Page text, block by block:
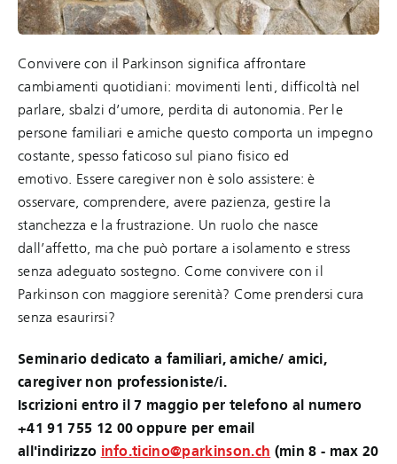
Convivere con il Parkinson significa affrontare
cambiamenti quotidiani: movimenti lenti, difficoltà nel
parlare, sbalzi d’umore, perdita di autonomia. Per le
persone familiari e amiche questo comporta un impegno
costante, spesso faticoso sul piano fisico ed
emotivo. Essere caregiver non è solo assistere: è
osservare, comprendere, avere pazienza, gestire la
stanchezza e la frustrazione. Un ruolo che nasce
dall’affetto, ma che può portare a isolamento e stress
senza adeguato sostegno. Come convivere con il
Parkinson con maggiore serenità? Come prendersi cura
senza esaurirsi?
Seminario dedicato a familiari, amiche/ amici,
caregiver non professioniste/i.
Iscrizioni entro il 7 maggio per telefono al numero
+41 91 755 12 00 oppure per email
all'indirizzo info.ticino@parkinson.ch (min 8 - max 20